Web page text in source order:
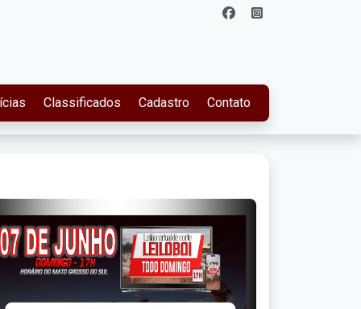
Classificados Cadastro Contato